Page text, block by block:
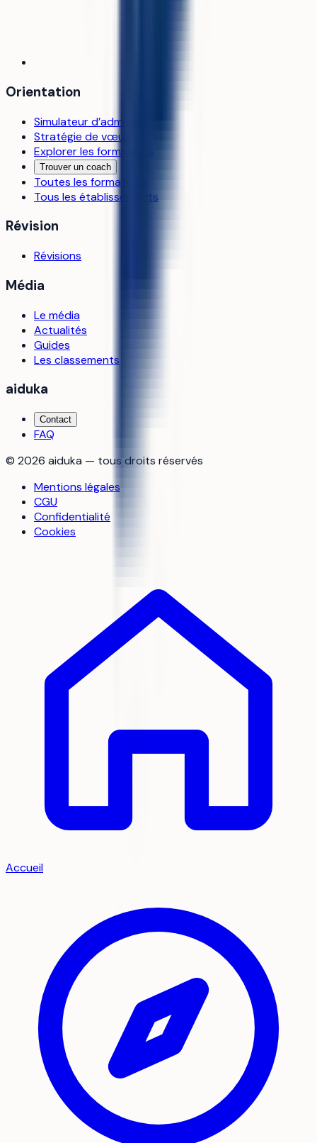
Orientation
Simulateur d’admission
Stratégie de vœux
Explorer les formations
Trouver un coach
Toutes les formations
Tous les établissements
Révision
Révisions
Média
Le média
Actualités
Guides
Les classements
aiduka
Contact
FAQ
© 2026 aiduka — tous droits réservés
Mentions légales
CGU
Confidentialité
Cookies
Accueil